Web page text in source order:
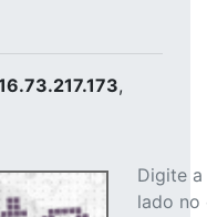
,
Digite
lado no